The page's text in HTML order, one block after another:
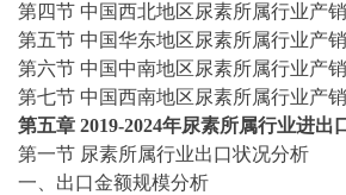
第四节 中国西北地区尿素所属行业产
第五节 中国华东地区尿素所属行业产
第六节 中国中南地区尿素所属行业产
第七节 中国西南地区尿素所属行业产
第五章 2019-2024年尿素所属行业进出
第一节 尿素所属行业出口状况分析
一、出口金额规模分析